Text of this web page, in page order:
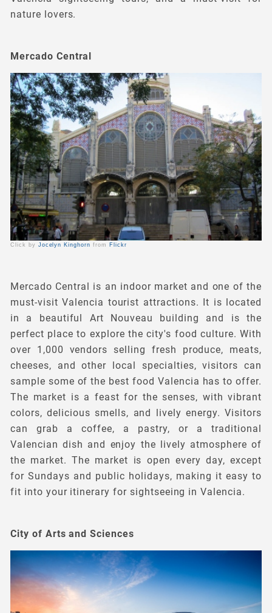
nature lovers.
Click by Jocelyn Kinghorn from Flickr
Mercado Central
Mercado Central is an indoor market and one of the
must-visit Valencia tourist attractions. It is located
in a beautiful Art Nouveau building and is the
perfect place to explore the city's food culture. With
over 1,000 vendors selling fresh produce, meats,
cheeses, and other local specialties, visitors can
sample some of the best food Valencia has to offer.
The market is a feast for the senses, with vibrant
colors, delicious smells, and lively energy. Visitors
can grab a coffee, a pastry, or a traditional
Valencian dish and enjoy the lively atmosphere of
the market. The market is open every day, except
for Sundays and public holidays, making it easy to
fit into your itinerary for sightseeing in Valencia.
City of Arts and Sciences